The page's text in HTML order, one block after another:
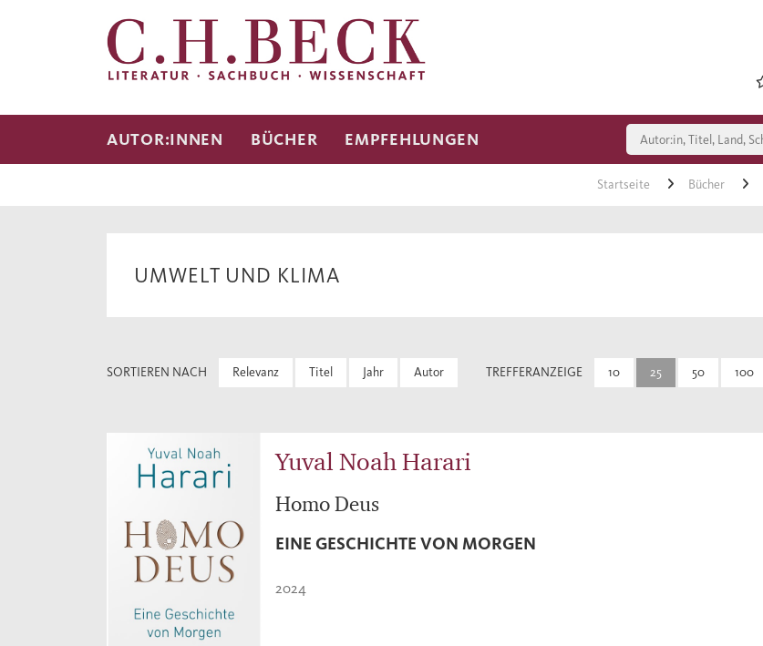
AUTOR:INNEN BÜCHER EMPFEHLUNGEN
Startseite Bücher
UMWELT UND KLIMA
SORTIEREN NACH Relevanz Titel Jahr Autor TREFFERANZEIGE 10 25 50 100
Yuval Noah Harari
Homo Deus
EINE GESCHICHTE VON MORGEN
2024